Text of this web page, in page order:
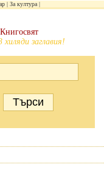
За култура
заглавия!